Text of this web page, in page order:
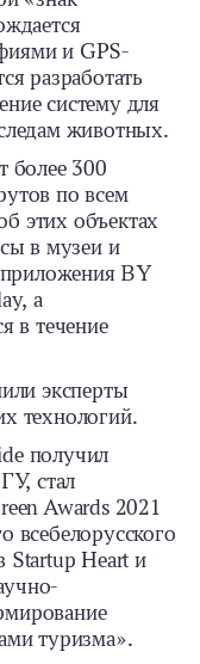
и GPS-
разработать
систему для
животных.
более 300
по всем
этих объектах
в музеи и
приложения BY
а
в течение
эксперты
технологий.
получил
стал
Awards 2021
всебелорусского
Startup Heart и
туризма».